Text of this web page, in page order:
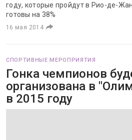
году, которые пройдут в Рио-де-
готовы на 38%
16 мая 2014
СПОРТИВНЫЕ МЕРОПРИЯТИЯ
Гонка чемпионов
организована в
в 2015 году